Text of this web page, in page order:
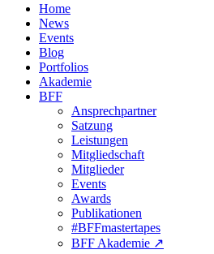
Home
News
Events
Blog
Portfolios
Akademie
BFF
Ansprechpartner
Satzung
Leistungen
Mitgliedschaft
Mitglieder
Events
Awards
Publikationen
#BFFmastertapes
BFF Akademie ↗︎